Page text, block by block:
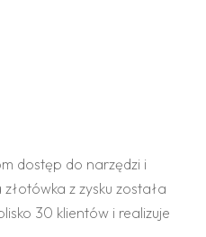
dostęp do narzędzi i
z zysku została
30 klientów i realizuje